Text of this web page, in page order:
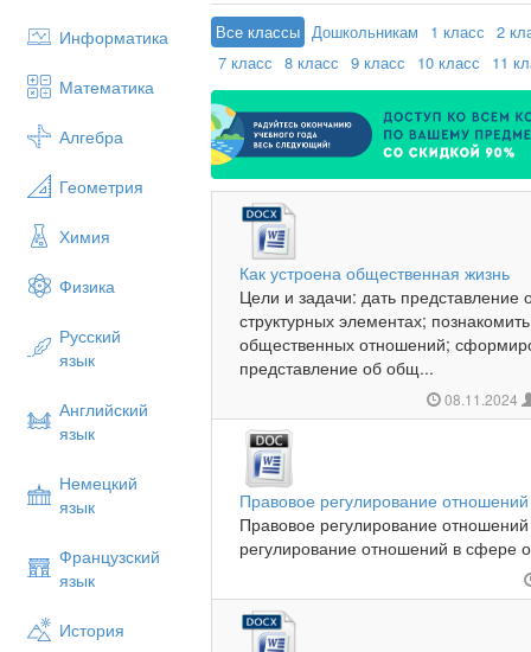
Информатика
Математика
Алгебра
Геометрия
Химия
Физика
Русский
язык
Английский
язык
Немецкий
язык
Французский
язык
История
Все классы Дошкольникам 1 класс 2
7 класс 8 класс 9 класс 10 класс 11
Как устроена общественная жизнь
Цели и задачи: дать представление
структурных элементах;
общественных отношений;
представление об общ...
08.11.2024
Правовое регулирование
Правовое регулирование
регулирование отношений в сфере